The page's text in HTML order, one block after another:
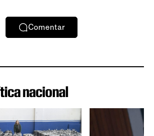
Comentar
nacional